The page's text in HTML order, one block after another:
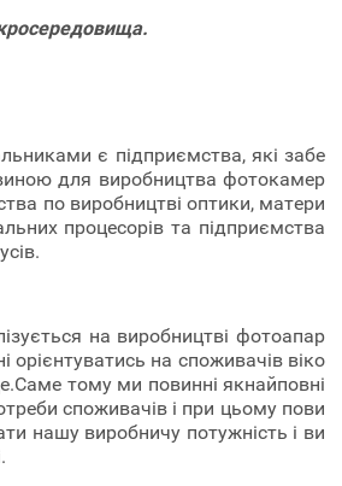
є підприємства, які забе
для виробництва фотокамер
по виробництві оптики, матери
процесорів та підприємства
на виробництві фотоапар
орієнтуватись на споживачів віко
тому ми повинні якнайповні
споживачів і при цьому пови
нашу виробничу потужність і ви